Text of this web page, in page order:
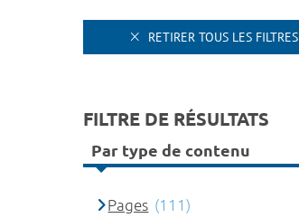
RETIRER TOUS LES FILTRES
FILTRE DE RÉSULTATS
Par type de contenu
Pages (111)